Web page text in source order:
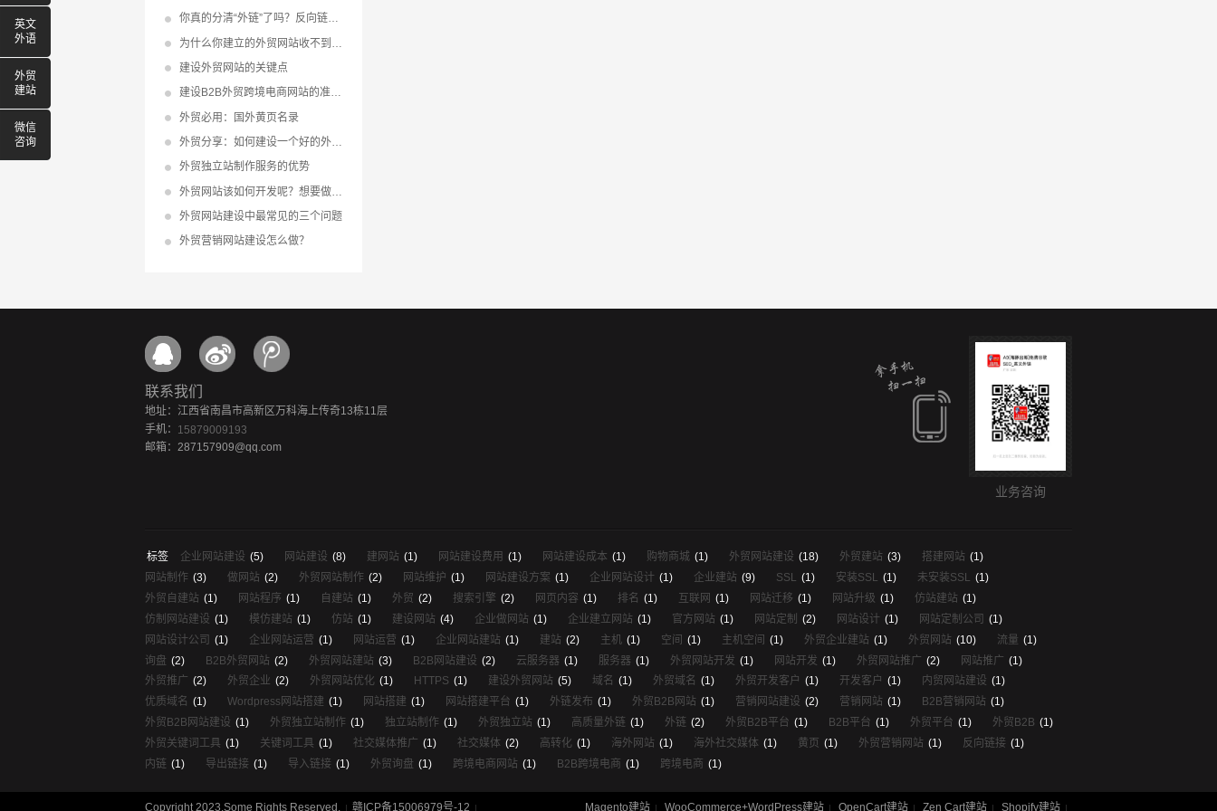
你真的分清“外链”了吗？反向链接、内链、导出链接、导入链接
建设外贸网站的关键点
建设B2B外贸跨境电商网站的准备与赢利点！
外贸必用：国外黄页名录
外贸分享：如何建设一个好的外贸网站
外贸独立站制作服务的优势
外贸网站建设中最常见的三个问题
外贸营销网站建设怎么做？
联系我们
地址：江西省南昌市高新区万科海上传奇13栋11层
手机： 15879009193
邮箱：287157909@qq.com
业务咨询
标签 企业网站建设 (5) 网站建设 (8) 建网站 (1) 网站建设费用 (1) 网站建设成本 (1) 购物商城 (1) 外贸网站建设 (18) 外贸建站 (3) 搭建网站 (1)
网站制作 (3) 做网站 (2) 外贸网站制作 (2) 网站维护 (1) 网站建设方案 (1) 企业网站设计 (1) 企业建站 (9) SSL (1) 安装SSL (1) 未安装SSL (1)
外贸自建站 (1) 网站程序 (1) 自建站 (1) 外贸 (2) 搜索引擎 (2) 网页内容 (1) 排名 (1) 互联网 (1) 网站迁移 (1) 网站升级 (1) 仿站建站 (1)
仿制网站建设 (1) 模仿建站 (1) 仿站 (1) 建设网站 (4) 企业做网站 (1) 企业建立网站 (1) 官方网站 (1) 网站定制 (2) 网站设计 (1) 网站定制公司
(1)
网站设计公司 (1) 企业网站运营 (1) 网站运营 (1) 企业网站建站 (1) 建站 (2) 主机 (1) 空间 (1) 主机空间 (1) 外贸企业建站 (1) 外贸网站 (10) 流量 (1)
询盘 (2) B2B外贸网站 (2) 外贸网站建站 (3) B2B网站建设 (2) 云服务器 (1) 服务器 (1) 外贸网站开发 (1) 网站开发 (1) 外贸网站推广 (2) 网站推广 (1)
外贸推广 (2) 外贸企业 (2) 外贸网站优化 (1) HTTPS (1) 建设外贸网站 (5) 域名 (1) 外贸域名 (1) 外贸开发客户 (1) 开发客户 (1) 内贸网站建设 (1)
优质域名 (1) Wordpress网站搭建 (1) 网站搭建 (1) 网站搭建平台 (1) 外链发布 (1) 外贸B2B网站 (1) 营销网站建设 (2) 营销网站 (1) B2B营销网站 (1)
外贸B2B网站建设 (1) 外贸独立站制作 (1) 独立站制作 (1) 外贸独立站 (1) 高质量外链 (1) 外链 (2) 外贸B2B平台 (1) B2B平台 (1) 外贸平台 (1) 外贸B2B (1)
外贸关键词工具 (1) 关键词工具 (1) 社交媒体推广 (1) 社交媒体 (2) 高转化 (1) 海外网站 (1) 海外社交媒体 (1) 黄页 (1) 外贸营销网站 (1) 反向链接 (1)
内链 (1) 导出链接 (1) 导入链接 (1) 外贸询盘 (1) 跨境电商网站 (1) B2B跨境电商 (1) 跨境电商 (1)
Copyright 2023.Some Rights Reserved. | 赣ICP备15006979号-12 | Magento建站 | WooCommerce+WordPress建站 | OpenCart建站 | Zen Cart建站 | Shopify建站 |
英文
外语
外贸
建站
微信
咨询